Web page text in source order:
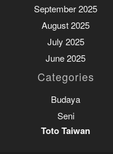
September 2025
August 2025
July 2025
June 2025
Categories
Budaya
Seni
Toto Taiwan